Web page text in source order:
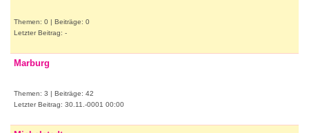
Themen: 0 | Beiträge: 0
Letzter Beitrag: -
Marburg
Themen: 3 | Beiträge: 42
Letzter Beitrag: 30.11.-0001 00:00